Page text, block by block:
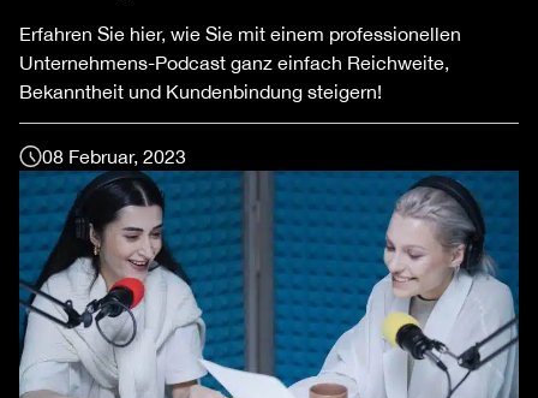
Erfahren Sie hier, wie Sie mit einem professionellen
Unternehmens-Podcast ganz einfach Reichweite,
Bekanntheit und Kundenbindung steigern!
08 Februar, 2023